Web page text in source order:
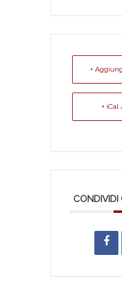
+
+ iCal
CONDIVIDI